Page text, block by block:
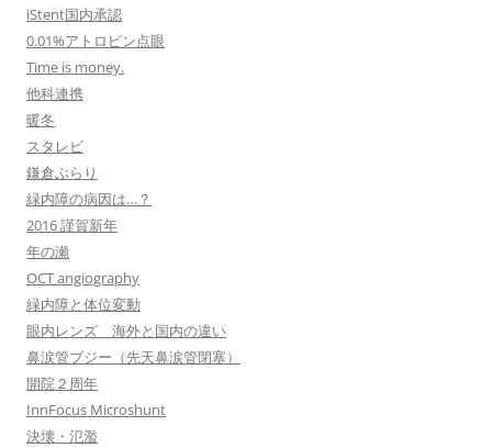
iStent国内承認
0.01%アトロピン点眼
Time is money.
他科連携
暖冬
スタレビ
鎌倉ぶらり
緑内障の病因は…？
2016 謹賀新年
年の瀬
OCT angiography
緑内障と体位変動
眼内レンズ 海外と国内の違い
鼻涙管ブジー（先天鼻涙管閉塞）
開院２周年
InnFocus Microshunt
決壊・氾濫